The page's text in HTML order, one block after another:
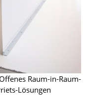
Raum-in-Raum-
Lösungen